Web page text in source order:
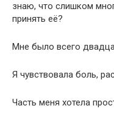
знаю, что слишком
принять её?
Мне было всего
Я чувствовала боль,
Часть меня хотела